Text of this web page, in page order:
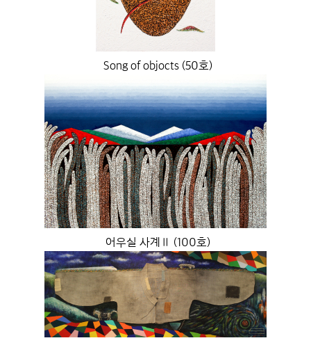
Song of objocts (50호)
어우실 사계Ⅱ (100호)